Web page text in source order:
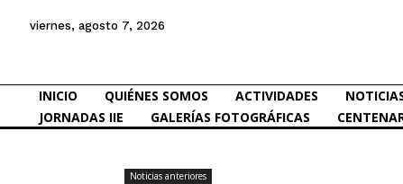
viernes, agosto 7, 2026
INICIO QUIÉNES SOMOS ACTIVIDADES
JORNADAS IIE
GALERÍAS FOTOGRÁFICAS
Noticias anteriores